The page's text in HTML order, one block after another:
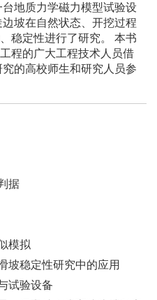
地质力学磁力模型试验设
坡在自然状态、开挖过程
稳定性进行了研究。 本书
程的广大工程技术人员借
的高校师生和研究人员参
据
模拟
坡稳定性研究中的应用
试验设备